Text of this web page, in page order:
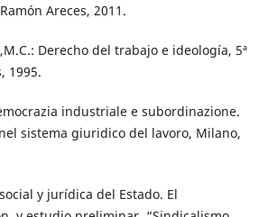
Areces, 2011.
Derecho del trabajo e ideología, 5ª
1995.
industriale e subordinazione.
sistema giuridico del lavoro, Milano,
y jurídica del Estado. El